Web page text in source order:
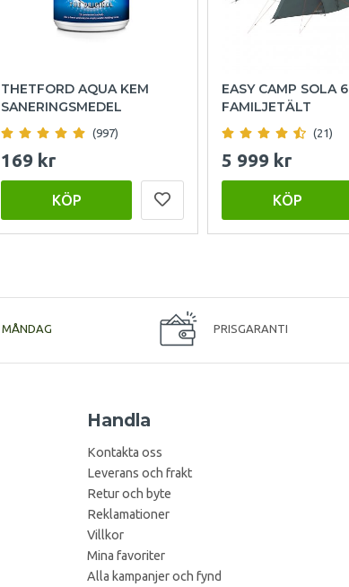
THETFORD AQUA KEM
SANERINGSMEDEL
(997)
169 kr
KÖP
EASY CAMP SOLA 6
FAMILJETÄLT
(21)
5 999 kr
KÖP
MÅNDAG PRISGARANTI
Handla
Kontakta oss
Leverans och frakt
Retur och byte
Reklamationer
Villkor
Mina favoriter
Alla kampanjer och fynd